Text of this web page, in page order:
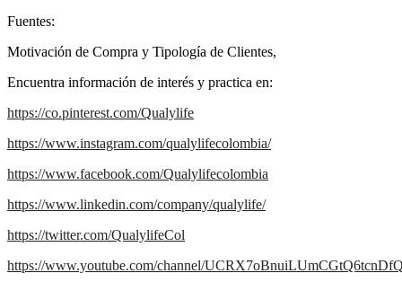
Fuentes:
Motivación de Compra y Tipología de Clientes,
Encuentra información de interés y practica en:
https://co.pinterest.com/Qualylife
https://www.instagram.com/qualylifecolombia/
https://www.facebook.com/Qualylifecolombia
https://www.linkedin.com/company/qualylife/
https://twitter.com/QualylifeCol
https://www.youtube.com/channel/